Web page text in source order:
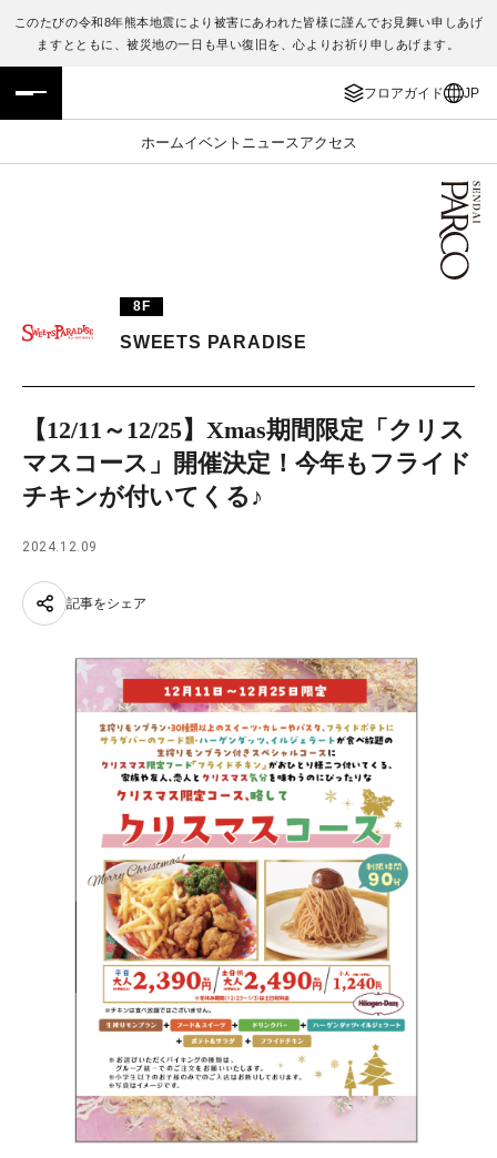
このたびの令和8年熊本地震により被害にあわれた皆様に謹んでお見舞い申しあげ
ますとともに、被災地の一日も早い復旧を、心よりお祈り申しあげます。
フロアガイド JP
ホームイベント ニュース アクセス
フロアガイド
施設案内・アクセス
TAX FREE
JP
ENGLISH
繁体字
日本語
8F
SWEETS PARADISE
【12/11～12/25】Xmas期間限定「クリス
マスコース」開催決定！今年もフライド
チキンが付いてくる♪
2024.12.09
記事をシェア